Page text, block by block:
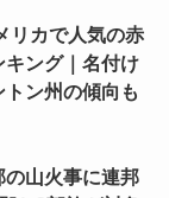
リカで人気の赤
キング｜名付け
トン州の傾向も
の山火事に連邦